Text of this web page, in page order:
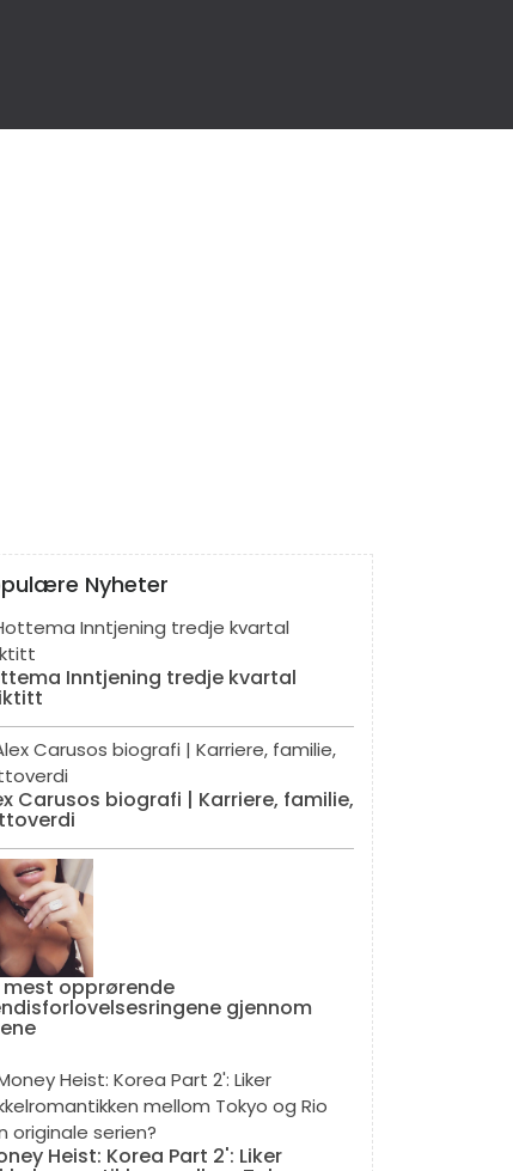
Nyheter
Inntjening tredje kvartal
Carusos biografi | Karriere, familie,
mest opprørende
gjennom
Heist: Korea Part 2': Liker